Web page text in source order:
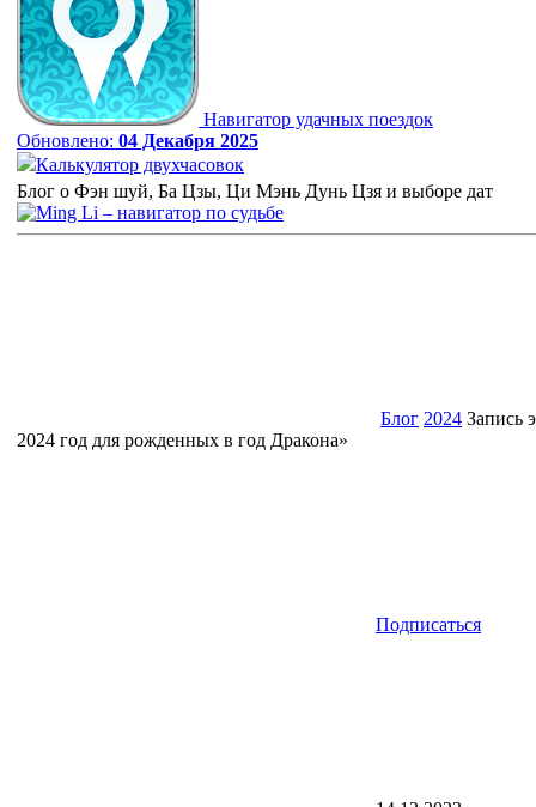
Навигатор удачных поездок
Обновлено: 04 Декабря 2025
Калькулятор двухчасовок
Блог о Фэн шуй, Ба Цзы, Ци Мэнь Дунь Цзя и выборе дат
Блог 2024 Запись
2024 год для рожденных в год Дракона»
Подписаться